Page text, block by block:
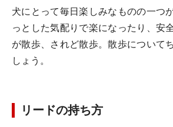
犬にとって毎日楽しみなものの一つ
っとした気配りで楽になったり、安
が散歩、されど散歩。散歩について
しょう。
リードの持ち方